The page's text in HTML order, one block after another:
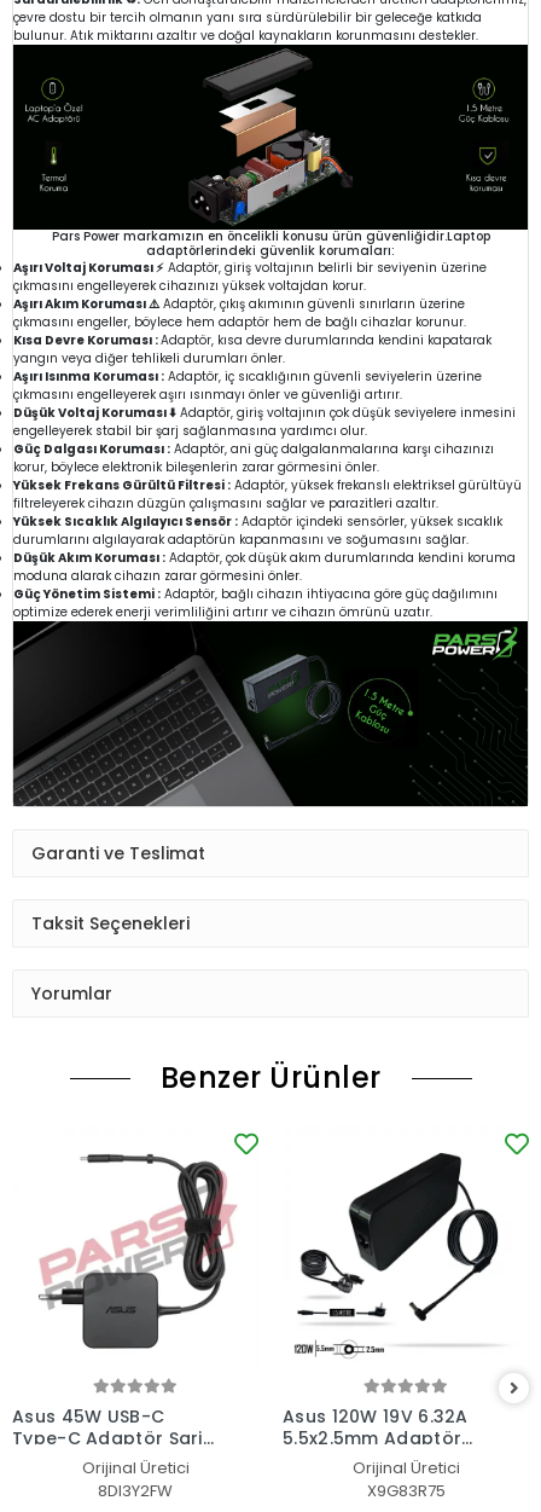
çevre dostu bir tercih olmanın yanı sıra sürdürülebilir bir geleceğe katkıda
bulunur. Atık miktarını azaltır ve doğal kaynakların korunmasını destekler.
Pars Power markamızın en öncelikli konusu ürün güvenliğidir.Laptop
adaptörlerindeki güvenlik korumaları:
Aşırı Voltaj Koruması ⚡ Adaptör, giriş voltajının belirli bir seviyenin üzerine
çıkmasını engelleyerek cihazınızı yüksek voltajdan korur.
Aşırı Akım Koruması ⚠️Adaptör, çıkış akımının güvenli sınırların üzerine
çıkmasını engeller, böylece hem adaptör hem de bağlı cihazlar korunur.
Kısa Devre Koruması :Adaptör, kısa devre durumlarında kendini kapatarak
yangın veya diğer tehlikeli durumları önler.
Aşırı Isınma Koruması : Adaptör, iç sıcaklığının güvenli seviyelerin üzerine
çıkmasını engelleyerek aşırı ısınmayı önler ve güvenliği artırır.
Düşük Voltaj Koruması ⬇️ Adaptör, giriş voltajının çok düşük seviyelere inmesini
engelleyerek stabil bir şarj sağlanmasına yardımcı olur.
Güç Dalgası Koruması : Adaptör, ani güç dalgalanmalarına karşı cihazınızı
korur, böylece elektronik bileşenlerin zarar görmesini önler.
Yüksek Frekans Gürültü Filtresi : Adaptör, yüksek frekanslı elektriksel gürültüyü
filtreleyerek cihazın düzgün çalışmasını sağlar ve parazitleri azaltır.
Yüksek Sıcaklık Algılayıcı Sensör : Adaptör içindeki sensörler, yüksek sıcaklık
durumlarını algılayarak adaptörün kapanmasını ve soğumasını sağlar.
Düşük Akım Koruması : Adaptör, çok düşük akım durumlarında kendini koruma
moduna alarak cihazın zarar görmesini önler.
Güç Yönetim Sistemi : Adaptör, bağlı cihazın ihtiyacına göre güç dağılımını
optimize ederek enerji verimliliğini artırır ve cihazın ömrünü uzatır.
Garanti ve Teslimat
Taksit Seçenekleri
Yorumlar
Benzer Ürünler
Asus 45W USB-C
Type-C Adaptör Şarj
Aleti-CihazıOrijinal Üretici
8DI3Y2FW
Asus 120W 19V 6.32A
5.5x2.5mm Adaptör
Şarj Aleti-Cihazı
Orijinal Üretici
X9G83R75